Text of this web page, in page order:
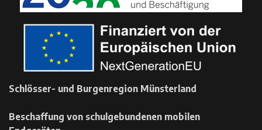
Schlösser- und Burgenregion Münsterland
Beschaffung von schulgebundenen mobilen